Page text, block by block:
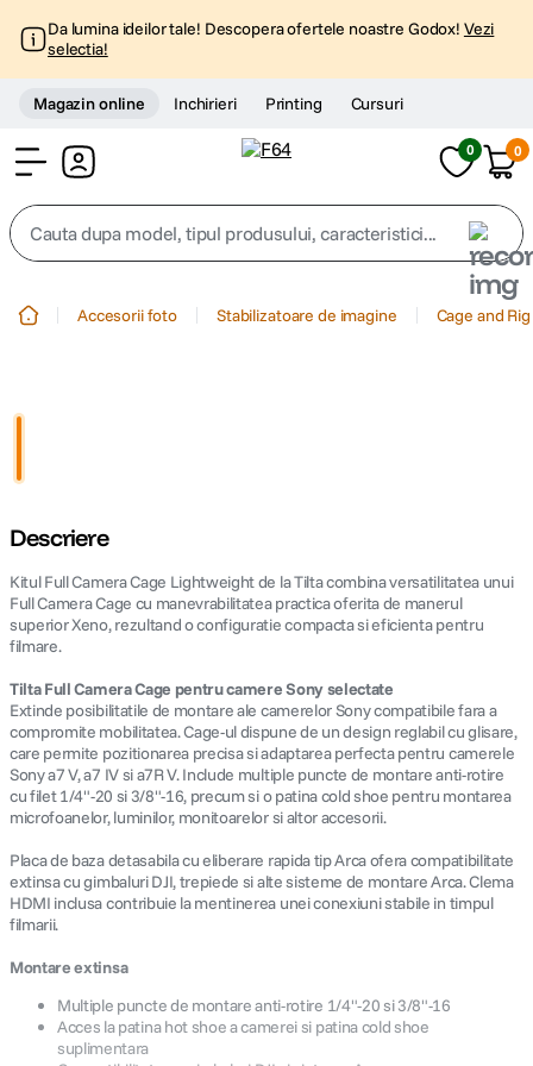
Da lumina ideilor tale! Descopera ofertele noastre Godox! Vezi
selectia!
Magazin online Inchirieri Printing Cursuri
0 0
Cauta dupa model, tipul produsului, caracteristici...
5. canon sx740 hs
6 lavaliera
7. sony fx
8. card memorie
9. dji mic mini
10 dji osmo
Accesorii foto Stabilizatoare de imagine Cage and Rig
Descriere
Kitul Full Camera Cage Lightweight de la Tilta combina versatilitatea unui
Full Camera Cage cu manevrabilitatea practica oferita de manerul
superior Xeno, rezultand o configuratie compacta si eficienta pentru
filmare.
Tilta Full Camera Cage pentru camere Sony selectate
Extinde posibilitatile de montare ale camerelor Sony compatibile fara a
compromite mobilitatea. Cage-ul dispune de un design reglabil cu glisare,
care permite pozitionarea precisa si adaptarea perfecta pentru camerele
Sony a7 V, a7 IV si a7R V. Include multiple puncte de montare anti-rotire
cu filet 1/4"-20 si 3/8"-16, precum si o patina cold shoe pentru montarea
microfoanelor, luminilor, monitoarelor si altor accesorii.
Placa de baza detasabila cu eliberare rapida tip Arca ofera compatibilitate
extinsa cu gimbaluri DJI, trepiede si alte sisteme de montare Arca. Clema
HDMI inclusa contribuie la mentinerea unei conexiuni stabile in timpul
filmarii.
Montare extinsa
Multiple puncte de montare anti-rotire 1/4"-20 si 3/8"-16
Acces la patina hot shoe a camerei si patina cold shoe
suplimentara